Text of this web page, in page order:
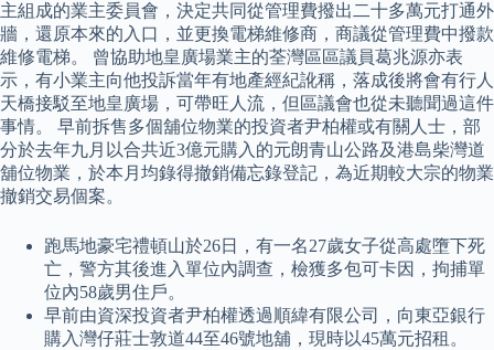
主組成的業主委員會，決定共同從管理費撥出二十多萬元打通外
牆，還原本來的入口，並更換電梯維修商，商議從管理費中撥款
維修電梯。 曾協助地皇廣場業主的荃灣區區議員葛兆源亦表
示，有小業主向他投訴當年有地產經紀訛稱，落成後將會有行人
天橋接駁至地皇廣場，可帶旺人流，但區議會也從未聽聞過這件
事情。 早前拆售多個舖位物業的投資者尹柏權或有關人士，部
分於去年九月以合共近3億元購入的元朗青山公路及港島柴灣道
舖位物業，於本月均錄得撤銷備忘錄登記，為近期較大宗的物業
撤銷交易個案。
跑馬地豪宅禮頓山於26日，有一名27歲女子從高處墮下死
亡，警方其後進入單位內調查，檢獲多包可卡因，拘捕單
位內58歲男住戶。
早前由資深投資者尹柏權透過順緯有限公司，向東亞銀行
購入灣仔莊士敦道44至46號地舖，現時以45萬元招租。